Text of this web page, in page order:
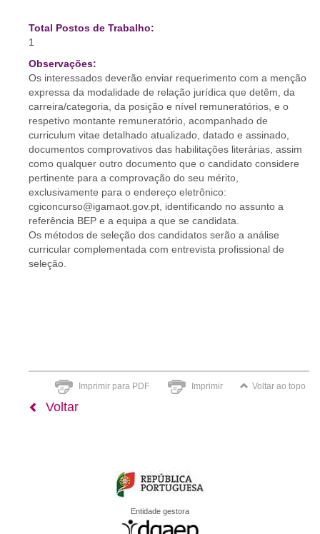
Total Postos de Trabalho:
1
Observações:
Os interessados deverão enviar requerimento com a menção
expressa da modalidade de relação jurídica que detêm, da
carreira/categoria, da posição e nível remuneratórios, e o
respetivo montante remuneratório, acompanhado de
curriculum vitae detalhado atualizado, datado e assinado,
documentos comprovativos das habilitações literárias, assim
como qualquer outro documento que o candidato considere
pertinente para a comprovação do seu mérito,
exclusivamente para o endereço eletrônico:
cgiconcurso@igamaot.gov.pt, identificando no assunto a
referência BEP e a equipa a que se candidata.
Os métodos de seleção dos candidatos serão a análise
curricular complementada com entrevista profissional de
seleção.
Imprimir para PDF Imprimir Voltar ao topo
Voltar
Entidade gestora